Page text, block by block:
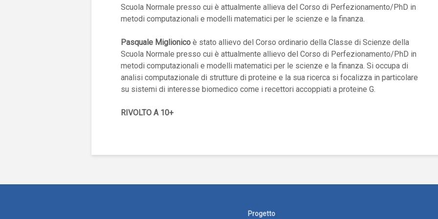
Scuola Normale presso cui è attualmente allieva del Corso di Perfezionamento/PhD in
metodi computazionali e modelli matematici per le scienze e la finanza.
Pasquale Miglionico è stato allievo del Corso ordinario della Classe di Scienze della
Scuola Normale presso cui è attualmente allievo del Corso di Perfezionamento/PhD in
metodi computazionali e modelli matematici per le scienze e la finanza. Si occupa di
analisi computazionale di strutture di proteine e la sua ricerca si focalizza in particolare
su sistemi di interesse biomedico come i recettori accoppiati a proteine G.
RIVOLTO A 10+
Progetto